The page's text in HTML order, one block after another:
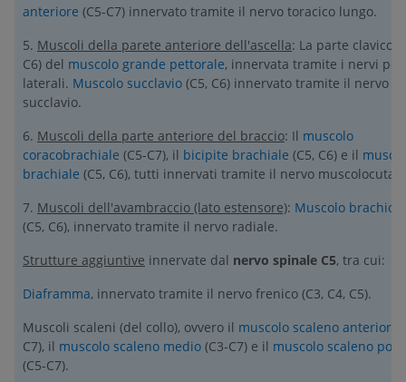
anteriore (C5-C7) innervato tramite il nervo toracico lungo.
5. Muscoli della parete anteriore dell'ascella: La parte
C6) del muscolo grande pettorale, innervata tramite i nervi
laterali. Muscolo succlavio (C5, C6) innervato tramite il nervo
succlavio.
6. Muscoli della parte anteriore del braccio: Il muscolo
coracobrachiale (C5-C7), il bicipite brachiale (C5, C6) e il
brachiale (C5, C6), tutti innervati tramite il nervo
7. Muscoli dell'avambraccio (lato estensore): Muscolo
(C5, C6), innervato tramite il nervo radiale.
Strutture aggiuntive innervate dal nervo spinale C5, tra cui:
Diaframma, innervato tramite il nervo frenico (C3, C4, C5).
Muscoli scaleni (del collo), ovvero il muscolo scaleno anteriore
C7), il muscolo scaleno medio (C3-C7) e il muscolo scaleno
(C5-C7).